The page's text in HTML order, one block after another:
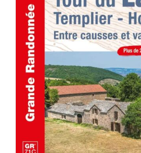
AJOUTER AU PANIER /